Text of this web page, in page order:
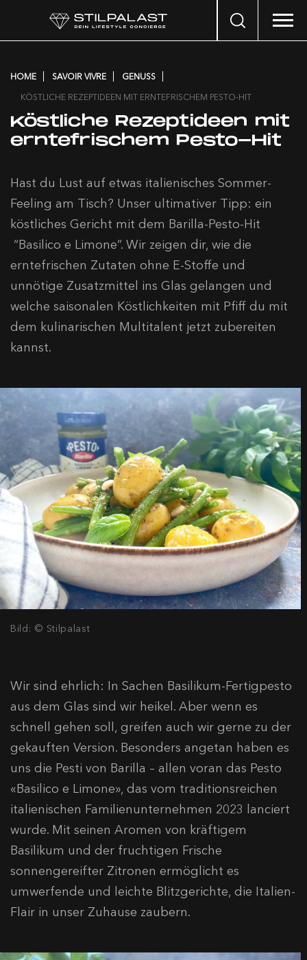
Search
HOME SAVOIR VIVRE
GENUSS
KÖSTLICHE REZEPTIDEEN MIT ERNTEFRISCHEM PESTO-HIT
Köstliche Rezeptideen mit
erntefrischem Pesto-Hit
Hast du Lust auf etwas italienisches Sommer-
Feeling am Tisch? Unser ultimativer Tipp: ein
köstliches Gericht mit dem Barilla-Pesto-Hit
“Basilico e Limone”. Wir zeigen dir, wie die
erntefrischen Zutaten ohne E-Stoffe und
unnötige Zusatzmittel ins Glas gelangen und
welche saisonalen Köstlichkeiten mit Pfiff du mit
dem kulinarischen Multitalent jetzt zubereiten
kannst.
Bild: © Stilpalast
Wir sind ehrlich: In Sachen Basilikum-Fertigpesto
aus dem Glas sind wir heikel. Aber wenn es
schnell gehen soll, greifen auch wir gerne zu der
gekauften Version. Besonders angetan haben es
uns die Pesti von Barilla – allen voran das Pesto
«Basilico e Limone», das vom traditionsreichen
italienischen Familienunternehmen 2023 lanciert
wurde. Mit seinen Aromen von kräftigem
Basilikum und der fruchtigen Frische
sonnengereifter Zitronen ermöglicht es
umwerfende und leichte Blitzgerichte, die Italien-
Flair in unser Zuhause zaubern.